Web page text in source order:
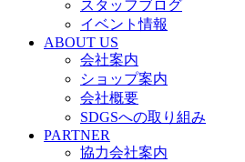
スタッフブログ
イベント情報
ABOUT US
会社案内
ショップ案内
会社概要
SDGSへの取り組み
PARTNER
協力会社案内